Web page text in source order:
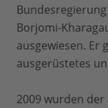
Borjomi-
ausgewiesen. Er
ausgerüstetes
2009 wurden